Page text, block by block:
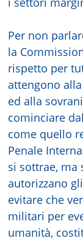
Per non
la
rispetto per
attengono
ed alla
cominciare
come quello
Penale
si sottrae, ma
autorizzano
evitare che
militari per
umanità,